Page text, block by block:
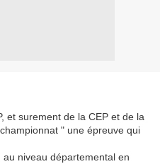
et surement de la CEP et de la
" une épreuve qui
niveau départemental en